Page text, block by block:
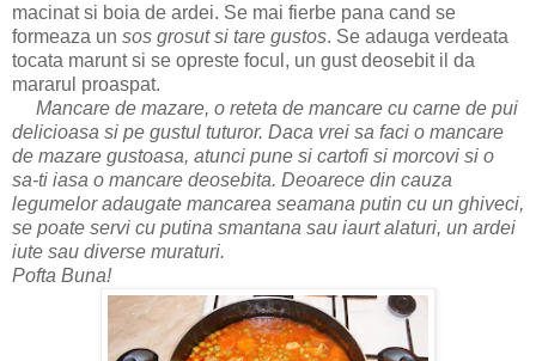
macinat si boia de ardei. Se mai fierbe pana cand se
formeaza un sos grosut si tare gustos. Se adauga verdeata
tocata marunt si se opreste focul, un gust deosebit il da
mararul proaspat.
Mancare de mazare, o reteta de mancare cu carne de pui
delicioasa si pe gustul tuturor. Daca vrei sa faci o mancare
de mazare gustoasa, atunci pune si cartofi si morcovi si o
sa-ti iasa o mancare deosebita. Deoarece din cauza
legumelor adaugate mancarea seamana putin cu un ghiveci,
se poate servi cu putina smantana sau iaurt alaturi, un ardei
iute sau diverse muraturi.
Pofta Buna!